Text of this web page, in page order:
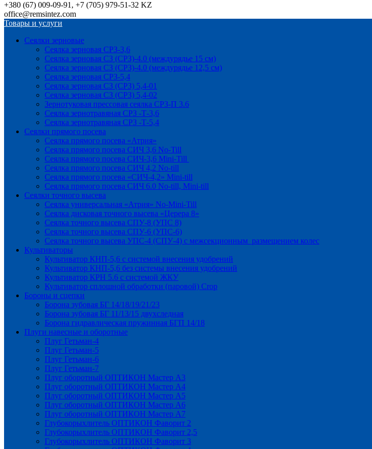
+380 (67) 009-09-91, +7 (705) 979-51-32 KZ
office@remsintez.com
Товары и услуги
Сеялки зерновые
Сеялка зерновая СРЗ-3,6
Сеялка зерновая СЗ (СРЗ)-4.0 (междурядье 15 см)
Сеялка зерновая СЗ (СРЗ)-4.0 (междурядье 12,5 см)
Сеялка зерновая СРЗ-5,4
Сеялка зерновая СЗ (СРЗ) 5,4-01
Сеялка зерновая СЗ (СРЗ) 5,4-02
Зернотуковая прессовая сеялка СРЗ-П 3.6
Сеялка зернотравяная СРЗ -Т-3,6
Сеялка зернотравяная СРЗ -Т-5,4
Сеялки прямого посева
Сеялка прямого посева «Атрия»
Сеялка прямого посева СИЧ 3,6 No-Till
Сеялка прямого посева СИЧ-3,6 Mini-Till
Сеялка прямого посева СИЧ 4,2 No-till
Сеялка прямого посева «СИЧ-4,2» Mini-till
Сеялка прямого посева СИЧ 6.0 No-till, Mini-till
Сеялки точного высева
Сеялка универсальная «Атрия» No-Mini-Till
Сеялка дисковая точного высева «Церера 8»
Сеялка точного высева СПУ-8 (УПС 8)
Сеялка точного высева СПУ-6 (УПС-6)
Сеялка точного высева УПС-4 (СПУ-4) с межсекционным размещением колес
Культиваторы
Культиватор КНП-5,6 с системой внесения удобрений
Культиватор КНП-5,6 без системы внесения удобрений
Культиватор КРН 5.6 с системой ЖКУ
Культиватор сплошной обработки (паровой) Crop
Бороны и сцепки
Борона зубовая БГ 14/18/19/21/23
Борона зубовая БГ 11/13/15 двухследная
Борона гидравлическая пружинная БГП 14/18
Плуги навесные и оборотные
Плуг Гетьман-4
Плуг Гетьман-5
Плуг Гетьман-6
Плуг Гетьман-7
Плуг оборотный ОПТИКОН Мастер А3
Плуг оборотный ОПТИКОН Мастер А4
Плуг оборотный ОПТИКОН Мастер А5
Плуг оборотный ОПТИКОН Мастер А6
Плуг оборотный ОПТИКОН Мастер А7
Глубокорыхлитель ОПТИКОН Фаворит 2
Глубокорыхлитель ОПТИКОН Фаворит 2,5
Глубокорыхлитель ОПТИКОН Фаворит 3